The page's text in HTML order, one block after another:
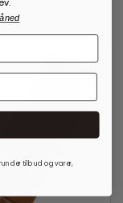
tilbud og varer,